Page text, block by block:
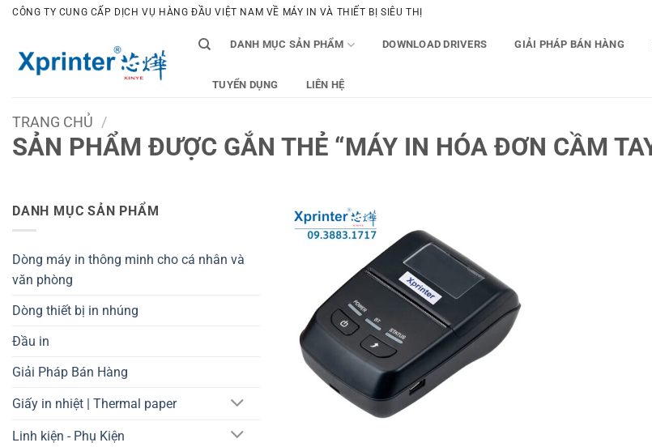
Bỏ
dung
CÔNG TY CUNG CẤP DỊCH VỤ HÀNG ĐẦU VIỆT NAM VỀ MÁY IN VÀ THIẾT BỊ SIÊU THỊ
DANH MỤC SẢN PHẨM DOWNLOAD DRIVERS GIẢI PHÁP BÁN HÀNG
TUYỂN DỤNG LIÊN HỆ
TRANG CHỦ /
SẢN PHẨM ĐƯỢC GẮN THẺ “MÁY IN HÓA ĐƠN CẦM
DANH MỤC SẢN PHẨM
Dòng máy in thông minh cho cá nhân và
văn phòng
Dòng thiết bị in nhúng
Đầu in
Giải Pháp Bán Hàng
Giấy in nhiệt | Thermal paper
Linh kiện - Phụ Kiện